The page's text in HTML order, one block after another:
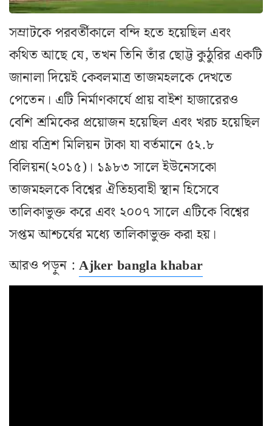
সম্রাটকে পরবর্তীকালে বন্দি হতে হয়েছিল এবং
কথিত আছে যে, তখন তিনি তাঁর ছোট্ট কুঠুরির একটি
জানালা দিয়েই কেবলমাত্র তাজমহলকে দেখতে
পেতেন। এটি নির্মাণকার্যে প্রায় বাইশ হাজারেরও
বেশি শ্রমিকের প্রয়োজন হয়েছিল এবং খরচ হয়েছিল
প্রায় বত্রিশ মিলিয়ন টাকা যা বর্তমানে ৫২.৮
বিলিয়ন(২০১৫)। ১৯৮৩ সালে ইউনেসকো
তাজমহলকে বিশ্বের ঐতিহ্যবাহী স্থান হিসেবে
তালিকাভুক্ত করে এবং ২০০৭ সালে এটিকে বিশ্বের
সপ্তম আশ্চর্যের মধ্যে তালিকাভুক্ত করা হয়।
আরও পড়ুন :Ajker bangla khabar